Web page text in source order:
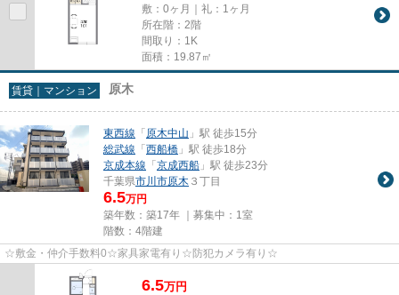
敷：0ヶ月｜礼：1ヶ月
所在階：2階
間取り：1K
面積：19.87㎡
賃貸｜マンション 原木
東西線 「 原木中山 」駅 徒歩15分
総武線 「 西船橋 」駅 徒歩18分
京成本線 「 京成西船 」駅 徒歩23分
千葉県市川市原木 ３丁目
6.5万円
築年数：築17年 ｜募集中： 1室
階数：4階建
☆敷金・仲介手数料0☆家具家電有り☆防犯カメラ有り☆
6.5万円